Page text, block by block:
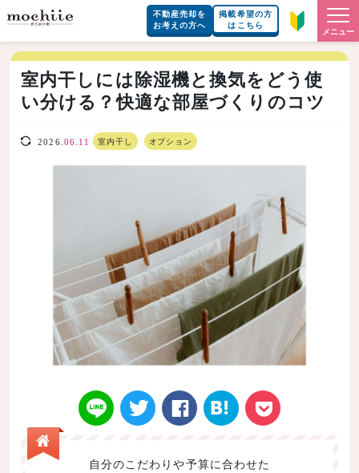
不動産売却を
お考えの方へ
掲載希望の方
はこちら
メニュー
室内干しには除湿機と換気をどう使
い分ける？快適な部屋づくりのコツ
2026. 06.11 室内干し オプション
自分のこだわりや予算に合わせた